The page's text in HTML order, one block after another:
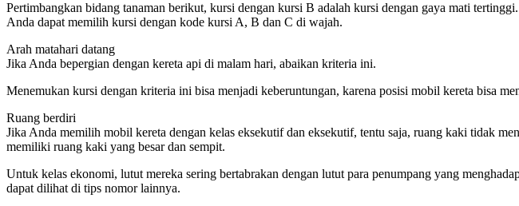
Pertimbangkan bidang tanaman berikut, kursi dengan kursi B adalah kursi dengan gaya mati
Anda dapat memilih kursi dengan kode kursi A, B dan C di wajah.
Arah matahari datang
Jika Anda bepergian dengan kereta api di malam hari, abaikan kriteria ini.
Menemukan kursi dengan kriteria ini bisa menjadi keberuntungan, karena posisi mobil kereta bisa
Ruang berdiri
Jika Anda memilih mobil kereta dengan kelas eksekutif dan eksekutif, tentu saja, ruang kaki tidak
memiliki ruang kaki yang besar dan sempit.
Untuk kelas ekonomi, lutut mereka sering bertabrakan dengan lutut para penumpang yang
dapat dilihat di tips nomor lainnya.